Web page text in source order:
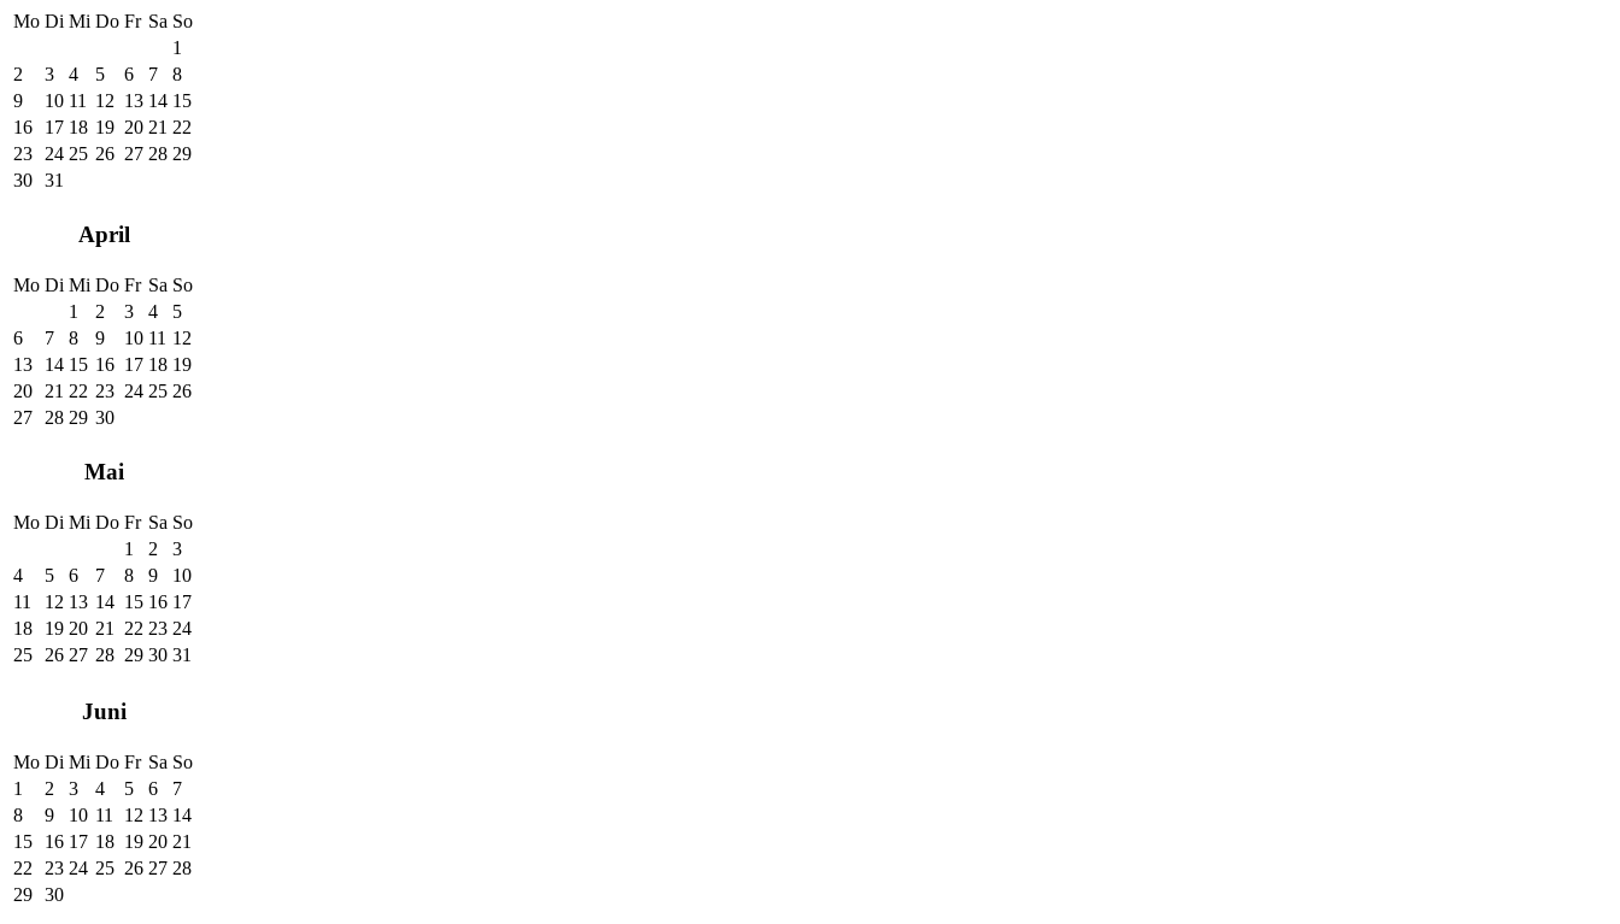
Mo Di Mi Do Fr Sa So
1
2
3 4 5 6 7
8
9
10 11 12 13 14 15
16
17 18 19 20 21 22
23
24 25 26 27 28 29
30 31
April
Mo Di Mi Do Fr Sa So
1
2 3 4
5
6
7 8 9 10 11 12
13
14 15 16 17 18 19
20
21 22 23 24 25 26
27
28 29 30
Mai
Mo Di Mi Do Fr Sa So
1
2
3
4
5 6 7 8 9
10
11
12 13 14 15 16 17
18
19 20 21 22 23 24
25
26 27 28 29 30 31
Juni
Mo Di Mi Do Fr Sa So
1
2 3 4 5 6
7
8
9 10 11 12 13 14
15
16 17 18 19 20 21
22
23 24 25 26 27 28
29 30